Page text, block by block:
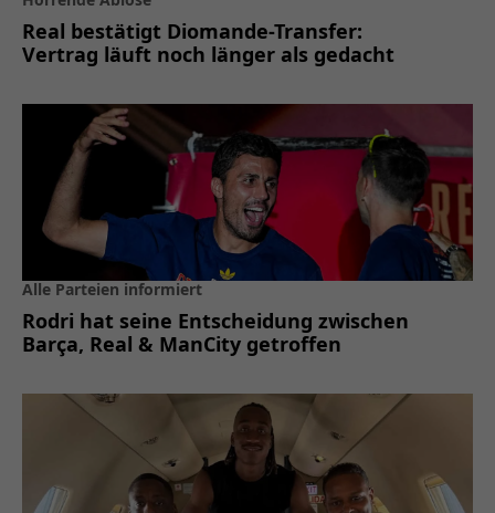
Real bestätigt Diomande-Transfer:
Vertrag läuft noch länger als gedacht
Alle Parteien informiert
Rodri hat seine Entscheidung zwischen
Barça, Real & ManCity getroffen